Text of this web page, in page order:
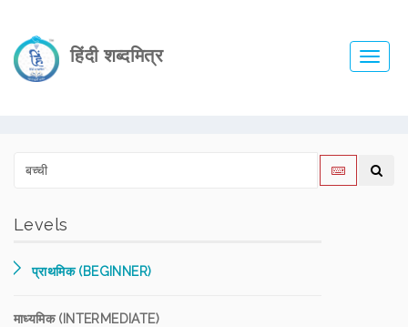
हिंदी शब्दमित्र
Levels
प्राथमिक (BEGINNER)
माध्यमिक (INTERMEDIATE)